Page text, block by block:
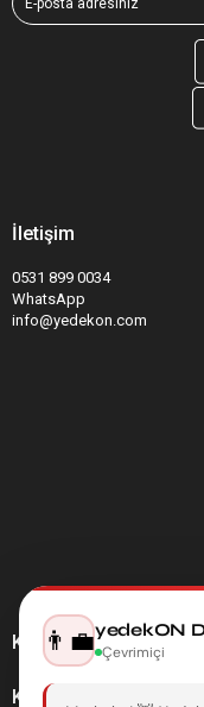
İletişim
0531 899 0034
WhatsApp
info@yedekon.com
Kategoriler
Kurumsal
👨‍💼yedekON
Çevrimiçi